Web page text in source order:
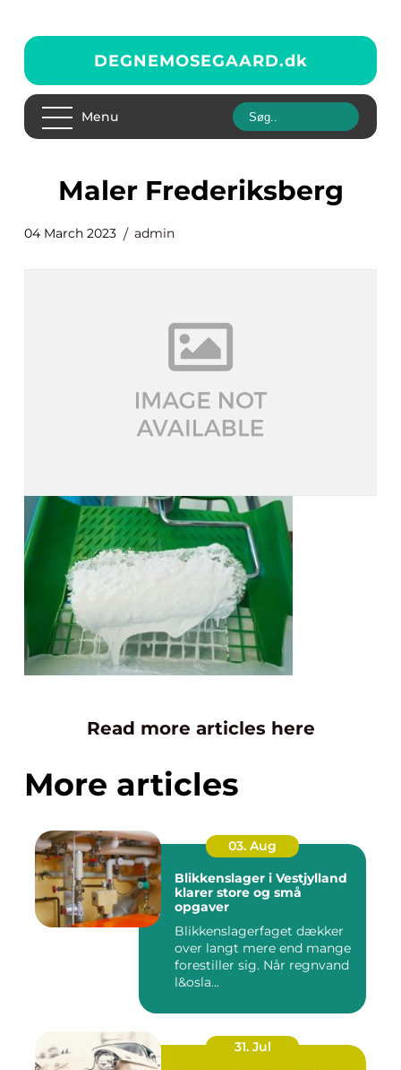
DEGNEMOSEGAARD.dk
Menu
Maler Frederiksberg
04 March 2023 admin
Read more articles here
More articles
03. Aug
Blikkenslager i Vestjylland
klarer store og små
opgaver
Blikkenslagerfaget dækker
over langt mere end mange
forestiller sig. Når regnvand
l&osla...
31. Jul